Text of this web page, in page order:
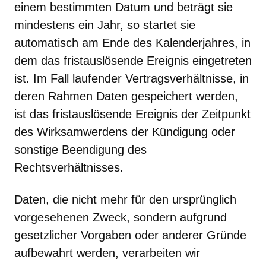
einem bestimmten Datum und beträgt sie
mindestens ein Jahr, so startet sie
automatisch am Ende des Kalenderjahres, in
dem das fristauslösende Ereignis eingetreten
ist. Im Fall laufender Vertragsverhältnisse, in
deren Rahmen Daten gespeichert werden,
ist das fristauslösende Ereignis der Zeitpunkt
des Wirksamwerdens der Kündigung oder
sonstige Beendigung des
Rechtsverhältnisses.
Daten, die nicht mehr für den ursprünglich
vorgesehenen Zweck, sondern aufgrund
gesetzlicher Vorgaben oder anderer Gründe
aufbewahrt werden, verarbeiten wir